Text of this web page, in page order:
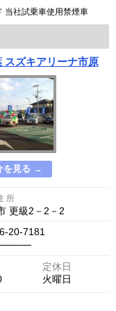
当社試乗車使用禁煙車
スズキアリーナ市原
を見る →
所
更級2－2－2
20-7181
定休日
火曜日